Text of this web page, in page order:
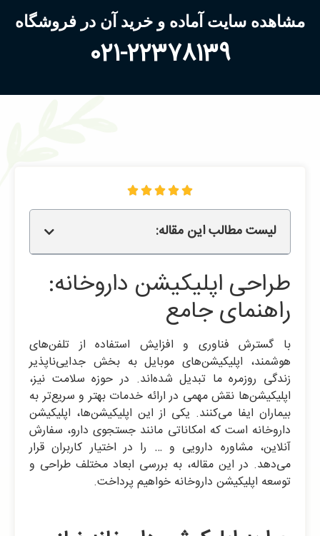
مشاهده سایت آماده و خرید آن در فروشگاه
021-22378139




لیست مطالب این مقاله:
طراحی اپلیکیشن داروخانه:
راهنمای جامع
با گسترش فناوری و افزایش استفاده از تلفن‌های
هوشمند، اپلیکیشن‌های موبایل به بخش جدایی‌ناپذیر
زندگی روزمره ما تبدیل شده‌اند. در حوزه سلامت نیز،
اپلیکیشن‌ها نقش مهمی در ارائه خدمات بهتر و سریع‌تر به
بیماران ایفا می‌کنند. یکی از این اپلیکیشن‌ها، اپلیکیشن
داروخانه است که امکاناتی مانند جستجوی دارو، سفارش
آنلاین، مشاوره دارویی و … را در اختیار کاربران قرار
می‌دهد. در این مقاله، به بررسی ابعاد مختلف طراحی و
توسعه اپلیکیشن داروخانه خواهیم پرداخت.